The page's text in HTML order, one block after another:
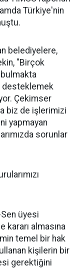
Türkiye'nin
belediyelere,
"Birçok
bulmakta
desteklemek
Çekimser
biz de işlerimizi
yapmayan
sorunlar
üyesi
almasına
temel bir hak
kişilerin bir
gerektiğini